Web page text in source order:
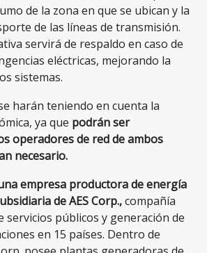
de la zona en que se ubican y la
de las líneas de transmisión.
servirá de respaldo en caso de
eléctricas, mejorando la
sistemas.
harán teniendo en cuenta la
ya que podrán ser
operadores de red de ambos
necesario.
una empresa productora de energía
de AES Corp.,compañía
servicios públicos y generación de
en 15 países. Dentro de